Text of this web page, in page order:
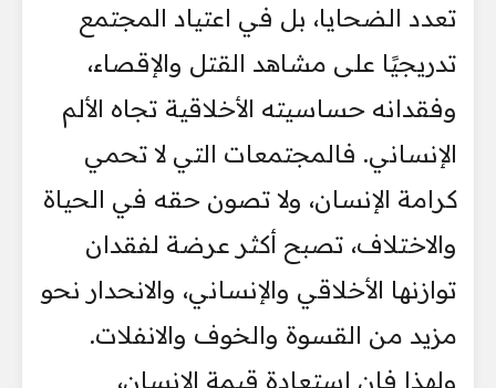
تعدد الضحايا، بل في اعتياد المجتمع
تدريجيًا على مشاهد القتل والإقصاء،
وفقدانه حساسيته الأخلاقية تجاه الألم
الإنساني. فالمجتمعات التي لا تحمي
كرامة الإنسان، ولا تصون حقه في الحياة
والاختلاف، تصبح أكثر عرضة لفقدان
توازنها الأخلاقي والإنساني، والانحدار نحو
مزيد من القسوة والخوف والانفلات.
ولهذا فإن استعادة قيمة الإنسان،